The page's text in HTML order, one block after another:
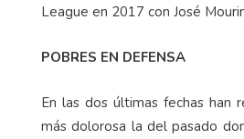
League en 2017 con José
POBRES EN DEFENSA
En las dos últimas fechas han
más dolorosa la del pasado